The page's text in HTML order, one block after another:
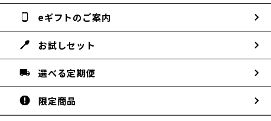
eギフトのご案内
お試しセット
選べる定期便
限定商品